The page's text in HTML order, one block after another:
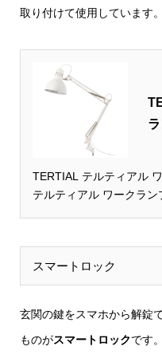
取り付けて使用しています。
TERTIAL テルティアル
テルティアル ワークラ
ライトをお探しの方にぴ
かして光の向きを調節で
うことも、壁に取り付け
スマートロック
玄関の鍵をスマホから解錠
ものがスマートロックです